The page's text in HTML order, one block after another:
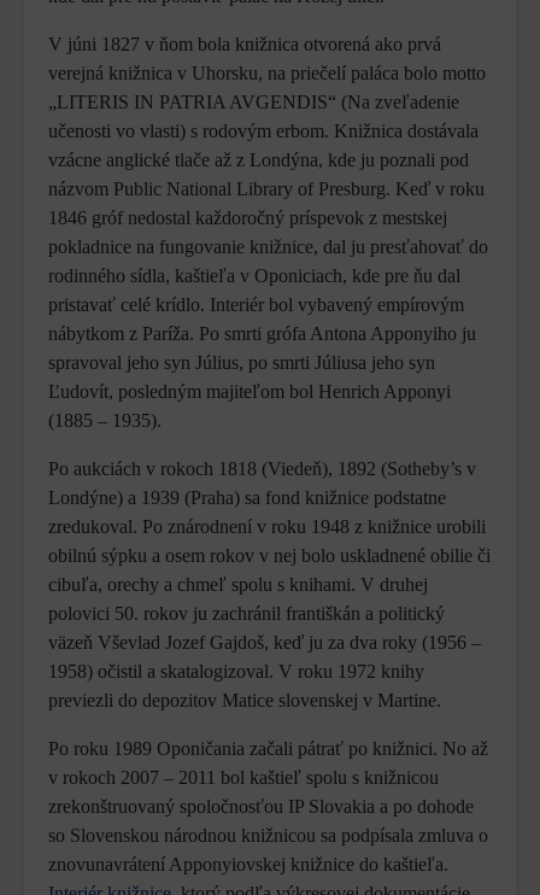
V júni 1827 v ňom bola knižnica otvorená ako prvá
verejná knižnica v Uhorsku, na priečelí paláca bolo motto
„LITERIS IN PATRIA AVGENDIS“ (Na zveľadenie
učenosti vo vlasti) s rodovým erbom. Knižnica dostávala
vzácne anglické tlače až z Londýna, kde ju poznali pod
názvom Public National Library of Presburg. Keď v roku
1846 gróf nedostal každoročný príspevok z mestskej
pokladnice na fungovanie knižnice, dal ju presťahovať do
rodinného sídla, kaštieľa v Oponiciach, kde pre ňu dal
pristavať celé krídlo. Interiér bol vybavený empírovým
nábytkom z Paríža. Po smrti grófa Antona Apponyiho ju
spravoval jeho syn Július, po smrti Júliusa jeho syn
Ľudovít, posledným majiteľom bol Henrich Apponyi
(1885 – 1935).
Po aukciách v rokoch 1818 (Viedeň), 1892 (Sotheby’s v
Londýne) a 1939 (Praha) sa fond knižnice podstatne
zredukoval. Po znárodnení v roku 1948 z knižnice urobili
obilnú sýpku a osem rokov v nej bolo uskladnené obilie či
cibuľa, orechy a chmeľ spolu s knihami. V druhej
polovici 50. rokov ju zachránil františkán a politický
väzeň Vševlad Jozef Gajdoš, keď ju za dva roky (1956 –
1958) očistil a skatalogizoval. V roku 1972 knihy
previezli do depozitov Matice slovenskej v Martine.
Po roku 1989 Oponičania začali pátrať po knižnici. No až
v rokoch 2007 – 2011 bol kaštieľ spolu s knižnicou
zrekonštruovaný spoločnosťou IP Slovakia a po dohode
so Slovenskou národnou knižnicou sa podpísala zmluva o
znovunavrátení Apponyiovskej knižnice do kaštieľa.